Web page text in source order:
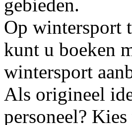
gebieden.
Op wintersport
kunt u boeken
wintersport
Als origineel
personeel?